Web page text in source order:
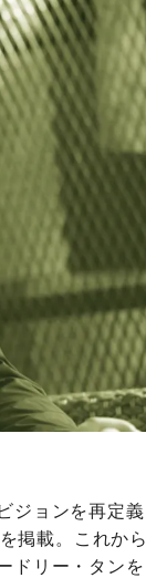
ジョンを再定義
掲載。これから
ドリー・タンを